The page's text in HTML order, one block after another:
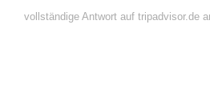
vollständige Antwort auf tripadvisor.de